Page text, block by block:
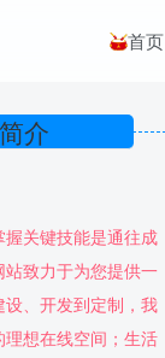
首页
关键技能是通往成
致力于为您提供一
、开发到定制，我
想在线空间；生活